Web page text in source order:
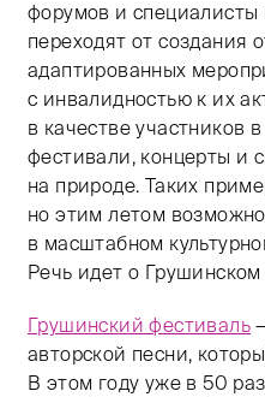
форумов и
переходят от создания
адаптированных
с инвалидностью к их
в качестве участников
фестивали, концерты и
на природе. Таких
но этим летом
в масштабном
Речь идет о
Грушинский фестиваль
авторской песни,
В этом году уже в 50